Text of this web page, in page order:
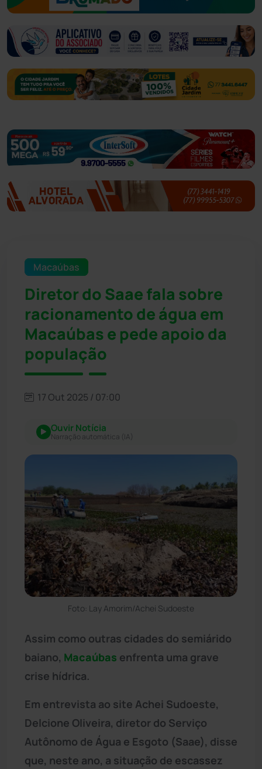
Macaúbas
Diretor do Saae fala sobre
racionamento de água em
Macaúbas e pede apoio da
população
17 Out 2025 / 07:00
Ouvir Notícia
Narração automática (IA)
Foto: Lay Amorim/Achei Sudoeste
Assim como outras cidades do semiárido
baiano, Macaúbas enfrenta uma grave
crise hídrica.
Em entrevista ao site Achei Sudoeste,
Delcione Oliveira, diretor do Serviço
Autônomo de Água e Esgoto (Saae), disse
que, neste ano, a situação de escassez